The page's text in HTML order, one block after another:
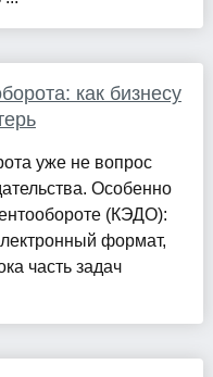
как бизнесу
уже не вопрос
Особенно
(КЭДО):
формат,
часть задач